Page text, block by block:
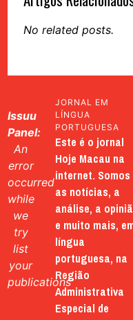
No related posts.
Issuu
Panel:
An
error
occurred
while
we
try
list
your
publications
JORNAL EM
LÍNGUA
PORTUGUESA
Este é o jornal
Hoje Macau na
internet. Somos
as notícias, a
análise, a
e muito mais,
língua
portuguesa, na
Região
Administrativa
Especial de